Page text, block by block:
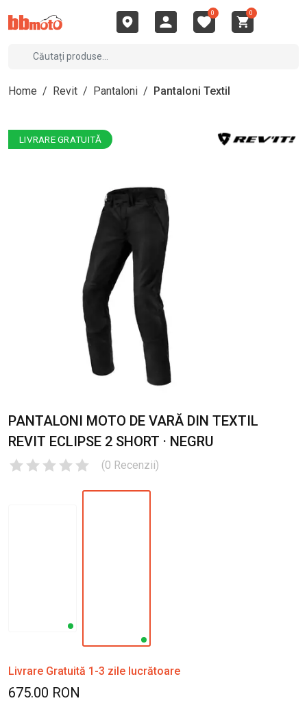
0 0
Home / Revit / Pantaloni / Pantaloni Textil
LIVRARE GRATUITĂ
PANTALONI MOTO DE VARĂ DIN TEXTIL
REVIT ECLIPSE 2 SHORT · NEGRU
(0 Recenzii)
Livrare Gratuită 1-3 zile lucrătoare
675.00 RON